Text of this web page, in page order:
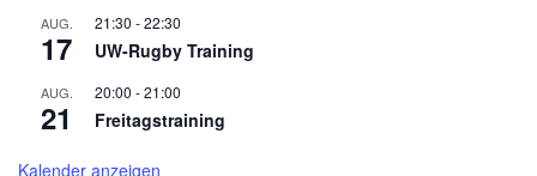
AUG.
17
21:30 -22:30
UW-Rugby Training
AUG.
21
20:00 -21:00
Freitagstraining
Kalender anzeigen